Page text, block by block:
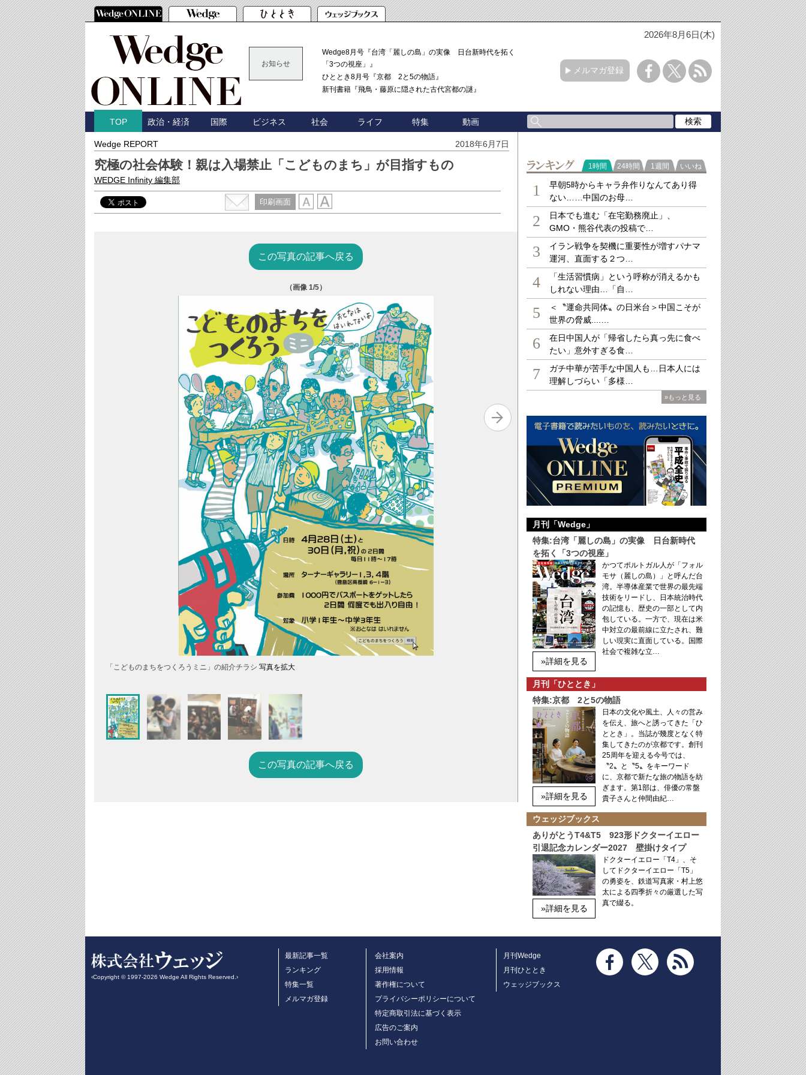
2026年8月6日(木)
お知らせ
Wedge8月号『台湾「麗しの島」の実像 日台新時代を拓く
「3つの視座」』
ひととき8月号『京都 2と5の物語』
新刊書籍『飛鳥・藤原に隠された古代宮都の謎』
メルマガ登録
TOP 政治・経済 国際 ビジネス 社会 ライフ 特集 動画
Wedge REPORT 2018年6月7日
究極の社会体験！親は入場禁止「こどものまち」が目指すもの
WEDGE Infinity 編集部
印刷画面
この写真の記事へ戻る
（画像1/5）
「こどものまちをつくろうミニ」の紹介チラシ 写真を拡大
「こども大学」の映像ニュース社。タブレットを使って「こどものまち」内でインタビュー
この写真の記事へ戻る
ラ
1時間 24時間 1週間 いいね
1
早朝5時からキャラ弁作りなんてあり得
ない……中国のお母…
2
日本でも進む「在宅勤務廃止」、
GMO・熊谷代表の投稿で…
3
イラン戦争を契機に重要性が増すパナマ
運河、直面する２つ…
4
「生活習慣病」という呼称が消えるかも
しれない理由…「自…
5
＜〝運命共同体〟の日米台＞中国こそが
世界の脅威....…
6
在日中国人が「帰省したら真っ先に食べ
たい」意外すぎる食…
7
ガチ中華が苦手な中国人も…日本人には
理解しづらい「多様…
»もっと見る
月刊「Wedge」
特集:台湾「麗しの島」の実像 日台新時代
を拓く「3つの視座」
»詳細を見る
かつてポルトガル人が「フォル
モサ（麗しの島）」と呼んだ台
湾。半導体産業で世界の最先端
技術をリードし、日本統治時代
の記憶も、歴史の一部として内
包している。一方で、現在は米
中対立の最前線に立たされ、難
しい現実に直面している。国際
社会で複雑な立…
月刊「ひととき」
特集:京都 2と5の物語
»詳細を見る
日本の文化や風土、人々の営み
を伝え、旅へと誘ってきた「ひ
ととき」。当誌が幾度となく特
集してきたのが京都です。創刊
25周年を迎える今号では、
〝2〟と〝5〟をキーワード
に、京都で新たな旅の物語を紡
ぎます。第1部は、俳優の常盤
貴子さんと仲間由紀…
ウェッジブックス
ありがとうT4&T5 923形ドクターイエロー
引退記念カレンダー2027 壁掛けタイプ
»詳細を見る
ドクターイエロー「T4」、そ
してドクターイエロー「T5」
の勇姿を、鉄道写真家・村上悠
太による四季折々の厳選した写
真で綴る。
‹Copyright © 1997-2026 Wedge All Rights Reserved.›
最新記事一覧
ランキング
特集一覧
メルマガ登録
会社案内
採用情報
著作権について
プライバシーポリシーについて
特定商取引法に基づく表示
広告のご案内
お問い合わせ
月刊Wedge
月刊ひととき
ウェッジブックス